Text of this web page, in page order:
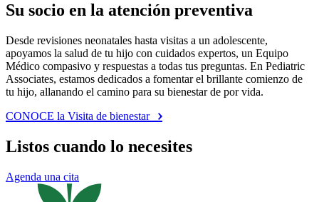
Su socio en la atención preventiva
Desde revisiones neonatales hasta visitas a un adolescente,
apoyamos la salud de tu hijo con cuidados expertos, un Equipo
Médico compasivo y respuestas a todas tus preguntas. En Pediatric
Associates, estamos dedicados a fomentar el brillante comienzo de
tu hijo, allanando el camino para su bienestar de por vida.
CONOCE la Visita de bienestar
Listos cuando lo necesites
Agenda una cita